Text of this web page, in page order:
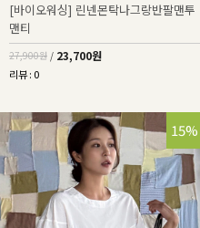
[바이오워싱] 린넨몬탁나그랑반팔맨투
맨티
27,900원 / 23,700원
리뷰 : 0
15%